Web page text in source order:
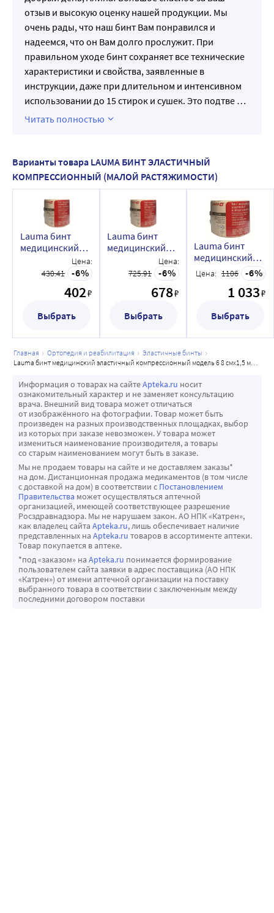
отзыв и высокую оценку нашей продукции. Мы
очень рады, что наш бинт Вам понравился и
надеемся, что он Вам долго прослужит. При
правильном уходе бинт сохраняет все технические
характеристики и свойства, заявленные в
инструкции, даже при длительном и интенсивном
использовании до 15 стирок и сушек. Это подтве …
Читать полностью
Варианты товара LAUMA БИНТ ЭЛАСТИЧНЫЙ
КОМПРЕССИОННЫЙ (МАЛОЙ РАСТЯЖИМОСТИ)
Lauma бинт
медицинский
компрессионный
смx1,5 м/малой
Цена:
430.41
6
402₽
Выбрать
Lauma бинт
медицинский
компрессионный
модель 6 8 смx3
Цена:
725.91
6
678₽
Выбрать
Lauma бинт
медицинский
эластичный
компрессионный
модель 6 8 смx5
растяжимости
Цена: 1106 6
1 033₽
Выбрать
главная ортопедия и реабилитация
эластичные бинты
lauma бинт медицинский эластичный компрессионный модель 6 8 смx1,5 м/малой растяжимости
Информация о товарах на сайтеApteka.ru носит
ознакомительный характер и не заменяет консультацию
врача. Внешний вид товара может отличаться
от изображённого на фотографии. Товар может быть
произведен на разных производственных площадках, выбор
из которых при заказе невозможен. У товара может
измениться наименование производителя, а товары
со старым наименованием могут быть в заказе.
Мы не продаем товары на сайте и не доставляем заказы*
на дом. Дистанционная продажа медикаментов (в том числе
с доставкой на дом) в соответствии с Постановлением
Правительства может осуществляться аптечной
организацией, имеющей соответствующее разрешение
Росздравнадзора. Мы не нарушаем закон. АО НПК «Катрен»,
как владелец сайта Apteka.ru, лишь обеспечивает наличие
представленных на Apteka.ru товаров в ассортименте аптеки.
Товар покупается в аптеке.
*под «заказом» на Apteka.ru понимается формирование
пользователем сайта заявки в адрес поставщика (АО НПК
«Катрен») от имени аптечной организации на поставку
выбранного товара в соответствии с заключенным между
последними договором поставки